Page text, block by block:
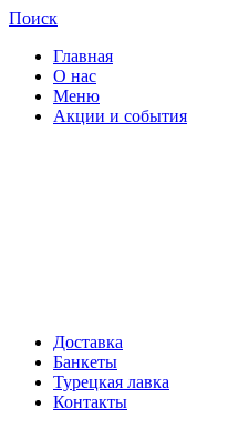
Поиск
Главная
О нас
Меню
Акции и события
Доставка
Банкеты
Турецкая лавка
Контакты